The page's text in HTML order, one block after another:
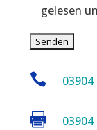
gelesen
 03904
 03904